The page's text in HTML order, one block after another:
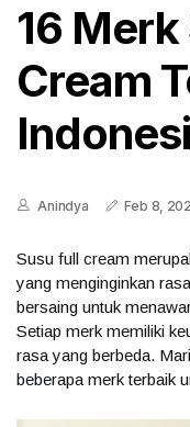
16 Merk
Cream
Anindya Feb 8,
Susu full cream
yang menginginkan
bersaing untuk
Setiap merk memiliki
rasa yang berbeda.
beberapa merk terbaik